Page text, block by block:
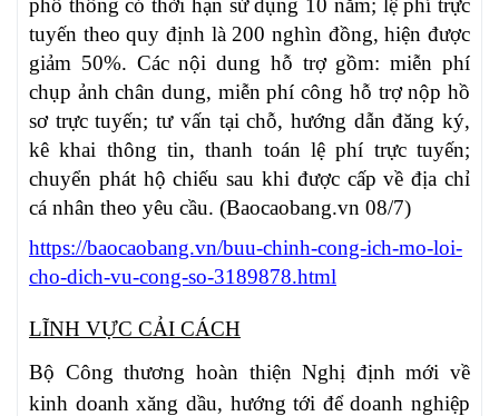
phổ thông có thời hạn sử dụng 10 năm; lệ phí trực
tuyến theo quy định là 200 nghìn đồng, hiện được
giảm 50%. Các nội dung hỗ trợ gồm: miễn phí
chụp ảnh chân dung, miễn phí công hỗ trợ nộp hồ
sơ trực tuyến; tư vấn tại chỗ, hướng dẫn đăng ký,
kê khai thông tin, thanh toán lệ phí trực tuyến;
chuyển phát hộ chiếu sau khi được cấp về địa chỉ
cá nhân theo yêu cầu. (Baocaobang.vn 08/7)
https://baocaobang.vn/buu-chinh-cong-ich-mo-loi-
cho-dich-vu-cong-so-3189878.html
LĨNH VỰC CẢI CÁCH
Bộ Công thương hoàn thiện Nghị định mới về
kinh doanh xăng dầu, hướng tới để doanh nghiệp